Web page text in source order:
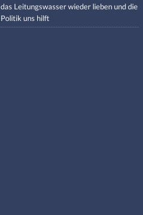
das Leitungswasser wieder lieben und die
Politik uns hilft